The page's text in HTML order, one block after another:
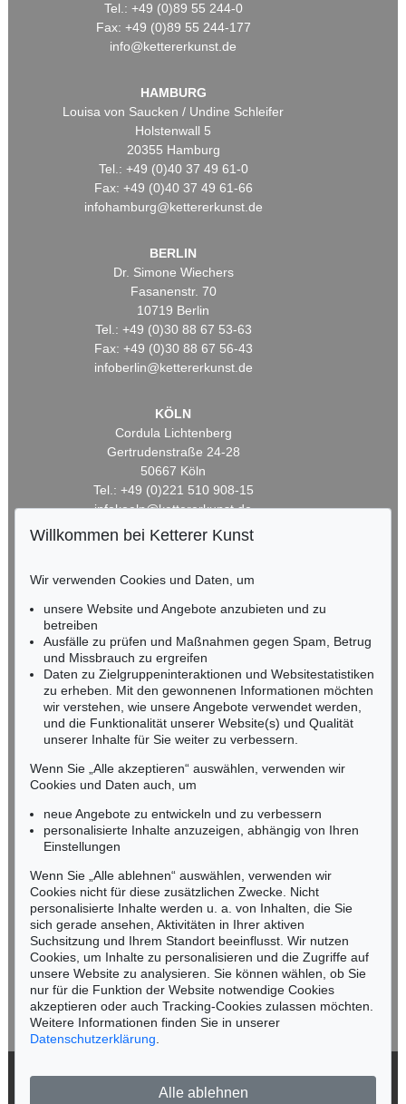
Tel.: +49 (0)89 55 244-0
Fax: +49 (0)89 55 244-177
info@kettererkunst.de
HAMBURG
Louisa von Saucken / Undine Schleifer
Holstenwall 5
20355 Hamburg
Tel.: +49 (0)40 37 49 61-0
Fax: +49 (0)40 37 49 61-66
infohamburg@kettererkunst.de
BERLIN
Dr. Simone Wiechers
Fasanenstr. 70
10719 Berlin
Tel.: +49 (0)30 88 67 53-63
Fax: +49 (0)30 88 67 56-43
infoberlin@kettererkunst.de
KÖLN
Cordula Lichtenberg
Gertrudenstraße 24-28
50667 Köln
Tel.: +49 (0)221 510 908-15
infokoeln@kettererkunst.de
HESSEN
Miriam Heß
Tel.: +49 (0)62 21 58 80-038
Fax: +49 (0)62 21 58 80-595
infoheidelberg@kettererkunst.de
NORDDEUTSCHLAND
Nico Kassel, M.A.
Mobil: +49 (0)171 8618661
n.kassel@kettererkunst.de
Keine Auktion mehr verpassen!
Wir informieren Sie rechtzeitig.
Jetzt zum Newsletter anmelden >
Willkommen bei Ketterer Kunst
Wir verwenden Cookies und Daten, um
unsere Website und Angebote anzubieten und zu
betreiben
Ausfälle zu prüfen und Maßnahmen gegen Spam, Betrug
und Missbrauch zu ergreifen
Daten zu Zielgruppeninteraktionen und Websitestatistiken
zu erheben. Mit den gewonnenen Informationen möchten
wir verstehen, wie unsere Angebote verwendet werden,
und die Funktionalität unserer Website(s) und Qualität
unserer Inhalte für Sie weiter zu verbessern.
Wenn Sie „Alle akzeptieren“ auswählen, verwenden wir
Cookies und Daten auch, um
neue Angebote zu entwickeln und zu verbessern
personalisierte Inhalte anzuzeigen, abhängig von Ihren
Einstellungen
Wenn Sie „Alle ablehnen“ auswählen, verwenden wir
Cookies nicht für diese zusätzlichen Zwecke. Nicht
personalisierte Inhalte werden u. a. von Inhalten, die Sie
sich gerade ansehen, Aktivitäten in Ihrer aktiven
Suchsitzung und Ihrem Standort beeinflusst. Wir nutzen
Cookies, um Inhalte zu personalisieren und die Zugriffe auf
unsere Website zu analysieren. Sie können wählen, ob Sie
nur für die Funktion der Website notwendige Cookies
akzeptieren oder auch Tracking-Cookies zulassen möchten.
Weitere Informationen finden Sie in unserer
Datenschutzerklärung
Alle ablehnen